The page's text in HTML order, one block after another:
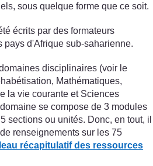
sous quelque forme que ce soit.
écrits par des formateurs
pays d'Afrique sub-saharienne.
disciplinaires (voir le
Mathématiques,
la vie courante et Sciences
se compose de 3 modules
sections ou unités. Donc, en tout, il
renseignements sur les 75
récapitulatif des ressources